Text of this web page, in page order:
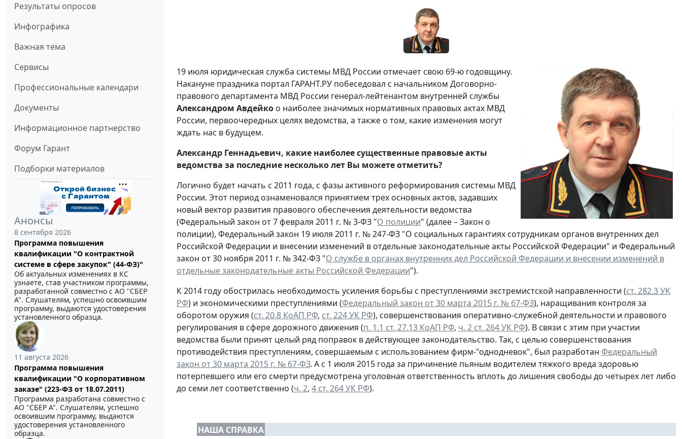
Результаты опросов
Инфографика
Важная тема
Сервисы
Профессиональные календари
Документы
Информационное партнерство
Форум Гарант
Подборки материалов
Анонсы
8 сентября 2026
Программа повышения
квалификации "О контрактной
системе в сфере закупок" (44-ФЗ)"
Об актуальных изменениях в КС
узнаете, став участником программы,
разработанной совместно с АО ''СБЕР
А". Слушателям, успешно освоившим
программу, выдаются удостоверения
установленного образца.
11 августа 2026
Программа повышения
квалификации "О корпоративном
заказе" (223-ФЗ от 18.07.2011)
Программа разработана совместно с
АО ''СБЕР А". Слушателям, успешно
освоившим программу, выдаются
удостоверения установленного
образца.
19 июля юридическая служба системы МВД России отмечает свою 69-ю годовщину.
Накануне праздника портал ГАРАНТ.РУ побеседовал с начальником Договорно-
правового департамента МВД России генерал-лейтенантом внутренней службы
Александром Авдейко о наиболее значимых нормативных правовых актах МВД
России, первоочередных целях ведомства, а также о том, какие изменения могут
ждать нас в будущем.
Александр Геннадьевич, какие наиболее существенные правовые акты
ведомства за последние несколько лет Вы можете отметить?
Логично будет начать с 2011 года, с фазы активного реформирования системы МВД
России. Этот период ознаменовался принятием трех основных актов, задавших
новый вектор развития правового обеспечения деятельности ведомства
(Федеральный закон от 7 февраля 2011 г. № 3-ФЗ "О полиции" (далее – Закон о
полиции), Федеральный закон 19 июля 2011 г. № 247-ФЗ "О социальных гарантиях сотрудникам органов внутренних дел
Российской Федерации и внесении изменений в отдельные законодательные акты Российской Федерации" и Федеральный
закон от 30 ноября 2011 г. № 342-ФЗ "О службе в органах внутренних дел Российской Федерации и внесении изменений в
отдельные законодательные акты Российской Федерации").
К 2014 году обострилась необходимость усиления борьбы с преступлениями экстремистской направленности (ст. 282.3 УК
РФ) и экономическими преступлениями (Федеральный закон от 30 марта 2015 г. № 67-ФЗ), наращивания контроля за
оборотом оружия (ст. 20.8 КоАП РФ, ст. 224 УК РФ), совершенствования оперативно-служебной деятельности и правового
регулирования в сфере дорожного движения (п. 1.1 ст. 27.13 КоАП РФ, ч. 2 ст. 264 УК РФ). В связи с этим при участии
ведомства были принят целый ряд поправок в действующее законодательство. Так, с целью совершенствования
противодействия преступлениям, совершаемым с использованием фирм-"однодневок", был разработан Федеральный
закон от 30 марта 2015 г. № 67-ФЗ. А с 1 июля 2015 года за причинение пьяным водителем тяжкого вреда здоровью
потерпевшего или его смерти предусмотрена уголовная ответственность вплоть до лишения свободы до четырех лет либо
до семи лет соответственно (ч. 2, 4 ст. 264 УК РФ).
НАША СПРАВКА